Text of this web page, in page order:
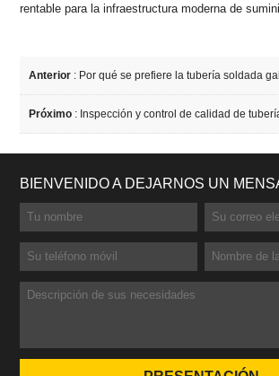
rentable para la infraestructura moderna de
Anterior : Por qué se prefiere la tubería soldada galvanizada en sistemas de
Próximo : Inspección y control de calidad de tuberías
BIENVENIDO A DEJARNOS UN